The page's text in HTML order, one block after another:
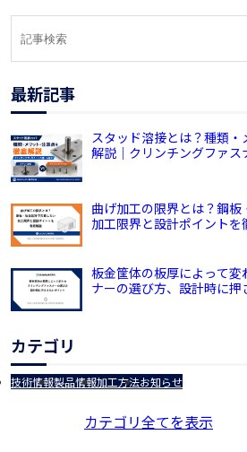
最新記事
スタッド溶接とは？種類
解説｜クリンチングファ
曲げ加工の限界とは？鋼
加工限界と設計ポイントを
板金筐体の板厚によって変
ナーの選び方、設計時に押
カテゴリ
技術情報製品情報加工方法お知らせ
カテゴリ全てを表示